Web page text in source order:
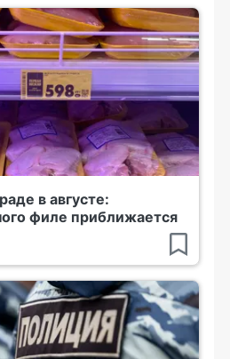
в августе:
филе приближается